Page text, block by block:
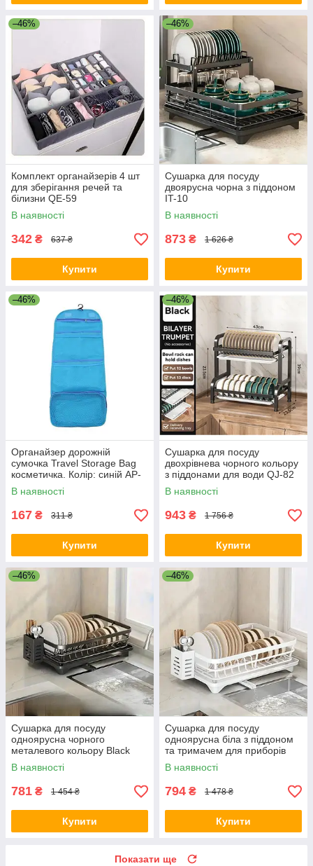
–46%
Комплект органайзерів 4 шт
для зберігання речей та
білизни QE-59
В наявності
342 ₴ 637 ₴
Купити
–46%
Сушарка для посуду
двоярусна чорна з піддоном
IT-10
В наявності
873 ₴ 1 626 ₴
Купити
–46%
Органайзер дорожній
сумочка Travel Storage Bag
косметичка. Колір: синій AP-
79
В наявності
167 ₴ 311 ₴
Купити
–46%
Сушарка для посуду
двохрівнева чорного кольору
з піддонами для води QJ-82
В наявності
943 ₴ 1 756 ₴
Купити
–46%
Сушарка для посуду
одноярусна чорного
металевого кольору Black
RO-96
В наявності
781 ₴ 1 454 ₴
Купити
–46%
Сушарка для посуду
одноярусна біла з піддоном
та тримачем для приборів
EV-22
В наявності
794 ₴ 1 478 ₴
Купити
Показати ще